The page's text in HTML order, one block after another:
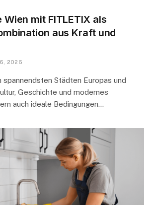
Wien mit FITLETIX als
aus Kraft und
2026
spannendsten Städten Europas und
Geschichte und modernes
auch ideale Bedingungen…